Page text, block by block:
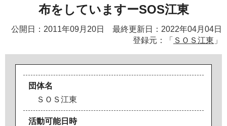
布をしていますーSOS江東
公開日：2011年09月20日 最終更新日：2022年04月04日
登録元：「 ＳＯＳ江東 」
団体名
Ｓ Ｏ Ｓ江東
活動可能日時